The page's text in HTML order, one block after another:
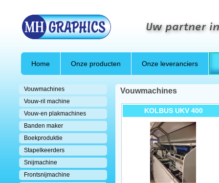
Uw partner
Home Onze producten Onze leveranciers
Vouwmachines
Vouw-ril machine
Vouw-en plakmachines
Banden maker
Boekproduktie
Stapelkeerders
Snijmachine
Frontsnijmachine
Vouwmachines
KOLBUS UKV 400